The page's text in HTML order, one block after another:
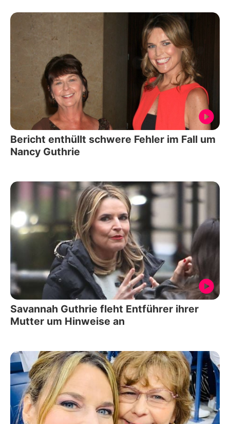
Bericht enthüllt schwere Fehler im Fall um
Nancy Guthrie
Savannah Guthrie fleht Entführer ihrer
Mutter um Hinweise an